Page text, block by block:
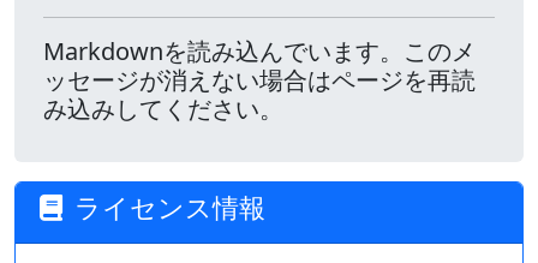
Markdownを読み込んでいます。このメ
ッセージが消えない場合はページを再読
み込みしてください。
ライセンス情報